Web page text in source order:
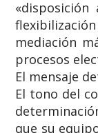
mediación
procesos
​El mensaje
​El tono del
que su